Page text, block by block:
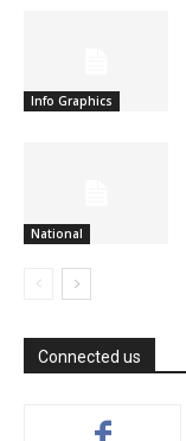
Info Graphics
National
Connected us